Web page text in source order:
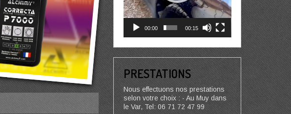
00:00 00:15
PRESTATIONS
Nous effectuons nos prestations
selon votre choix : - Au Muy dans
le Var, Tel: 06 71 72 47 99